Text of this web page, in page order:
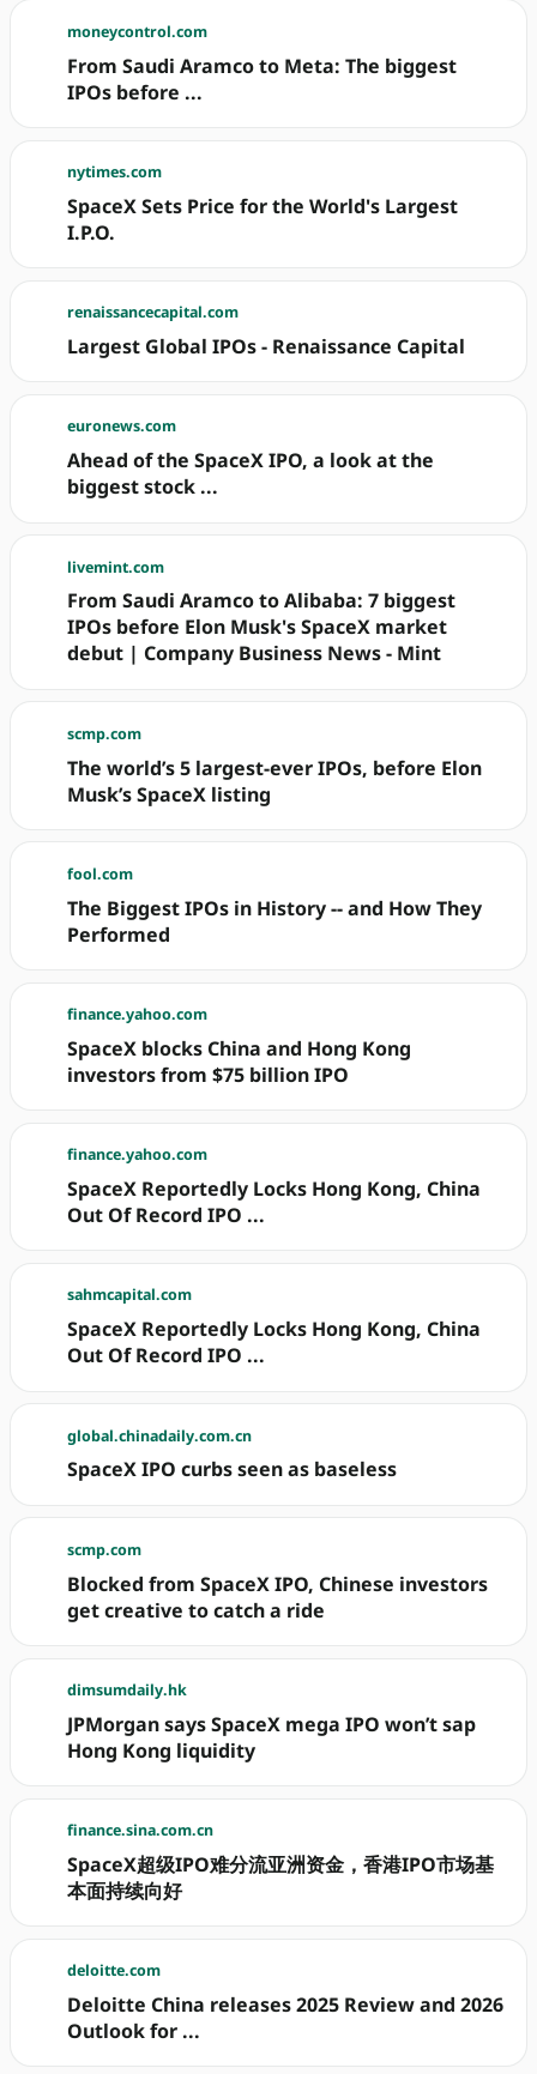
moneycontrol.com
From Saudi Aramco to Meta: The biggest
IPOs before ...
nytimes.com
SpaceX Sets Price for the World's Largest
I.P.O.
renaissancecapital.com
Largest Global IPOs - Renaissance Capital
euronews.com
Ahead of the SpaceX IPO, a look at the
biggest stock ...
livemint.com
From Saudi Aramco to Alibaba: 7 biggest
IPOs before Elon Musk's SpaceX market
debut | Company Business News - Mint
scmp.com
The world’s 5 largest-ever IPOs, before Elon
Musk’s SpaceX listing
fool.com
The Biggest IPOs in History -- and How They
Performed
finance.yahoo.com
SpaceX blocks China and Hong Kong
investors from $75 billion IPO
finance.yahoo.com
SpaceX Reportedly Locks Hong Kong, China
Out Of Record IPO ...
sahmcapital.com
SpaceX Reportedly Locks Hong Kong, China
Out Of Record IPO ...
global.chinadaily.com.cn
SpaceX IPO curbs seen as baseless
scmp.com
Blocked from SpaceX IPO, Chinese investors
get creative to catch a ride
dimsumdaily.hk
JPMorgan says SpaceX mega IPO won’t sap
Hong Kong liquidity
finance.sina.com.cn
SpaceX超级IPO难分流亚洲资金，香港IPO市场基
本面持续向好
deloitte.com
Deloitte China releases 2025 Review and 2026
Outlook for ...